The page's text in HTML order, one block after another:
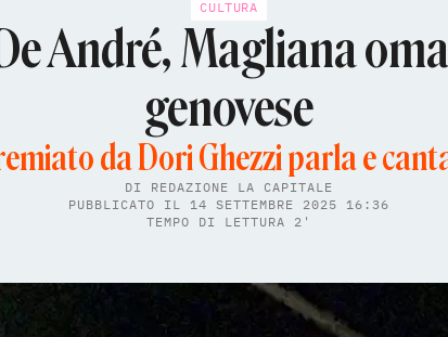
CULTURA
André, Magliana
genovese
da Dori Ghezzi parla e
DI REDAZIONE LA CAPITALE
PUBBLICATO IL 14 SETTEMBRE 2025 16:36
TEMPO DI LETTURA 2'